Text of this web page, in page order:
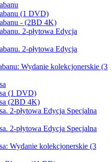
(1 DVD)
- (2BD 4K)
2-płytowa Edycja
2-płytowa Edycja
Wydanie kolekcjonerskie (3
(1 DVD)
(2BD 4K)
2-płytowa Edycja Specjalna
2-płytowa Edycja Specjalna
Wydanie kolekcjonerskie (3